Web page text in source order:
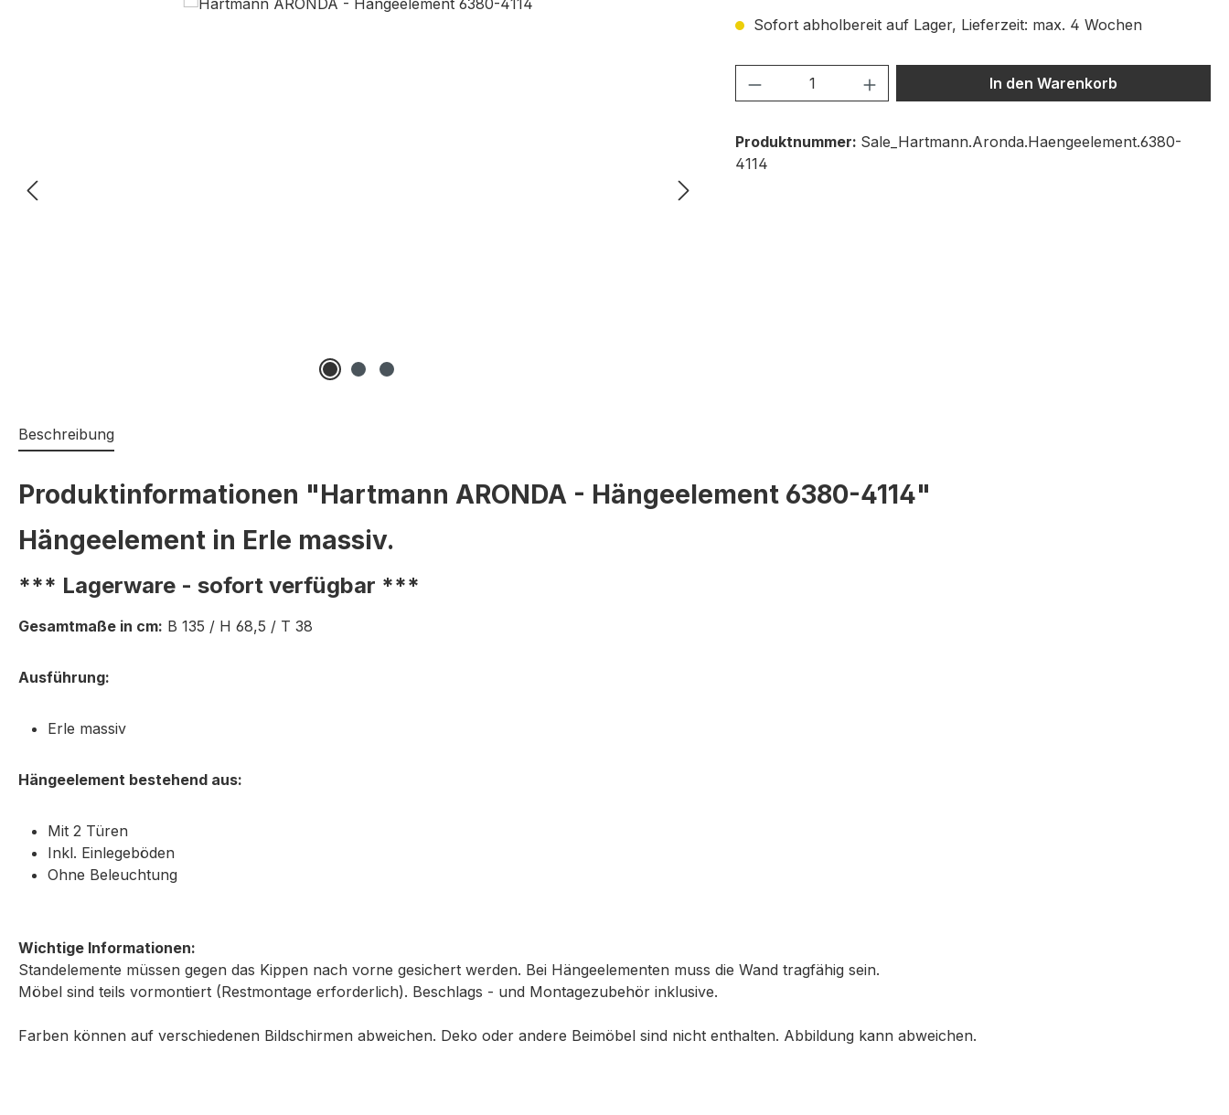
Sofort abholbereit auf Lager, Lieferzeit: max. 4 Wochen
Produkt Anzahl: Gib den gewünschten Wert
In den Warenkorb
Produktnummer: Sale_Hartmann.Aronda.Haengeelement.6380-
4114
Beschreibung
Produktinformationen "Hartmann ARONDA - Hängeelement 6380-4114"
Hängeelement in Erle massiv.
*** Lagerware - sofort verfügbar ***
Gesamtmaße in cm: B 135 / H 68,5 / T 38
Ausführung:
Erle massiv
Hängeelement bestehend aus:
Mit 2 Türen
Inkl. Einlegeböden
Ohne Beleuchtung
Wichtige Informationen:
Standelemente müssen gegen das Kippen nach vorne gesichert werden. Bei Hängeelementen muss die Wand tragfähig sein.
Möbel sind teils vormontiert (Restmontage erforderlich). Beschlags - und Montagezubehör inklusive.
Farben können auf verschiedenen Bildschirmen abweichen. Deko oder andere Beimöbel sind nicht enthalten. Abbildung kann abweichen.